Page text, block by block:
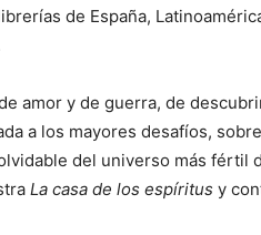
de España,
amor y de guerra, de
a los mayores desafíos,
del universo más fértil
La casa de los espíritus y